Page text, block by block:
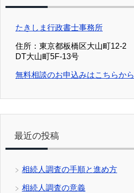
たきしま行政書士事務所
住所：東京都板橋区大山町12-2
DT大山町5F-13号
無料相談のお申込みはこちらから
最近の投稿
相続人調査の手順と進め方
相続人調査の意義